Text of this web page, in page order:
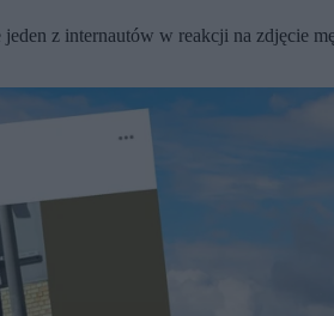
z internautów w reakcji na zdjęcie